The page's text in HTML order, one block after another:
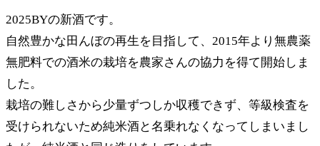
2025BYの新酒です。
自然豊かな田んぼの再生を目指して、2015年より無農薬
無肥料での酒米の栽培を農家さんの協力を得て開始しま
した。
栽培の難しさから少量ずつしか収穫できず、等級検査を
受けられないため純米酒と名乗れなくなってしまいまし